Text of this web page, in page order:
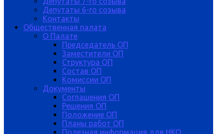
Депутаты 6-го созыва
Контакты
Общественная палата
О Палате
Председатель ОП
Заместители ОП
Структура ОП
Состав ОП
Комиссии ОП
Документы
Соглашения ОП
Решения ОП
Положение ОП
Планы работ ОП
Полезная информация для НКО